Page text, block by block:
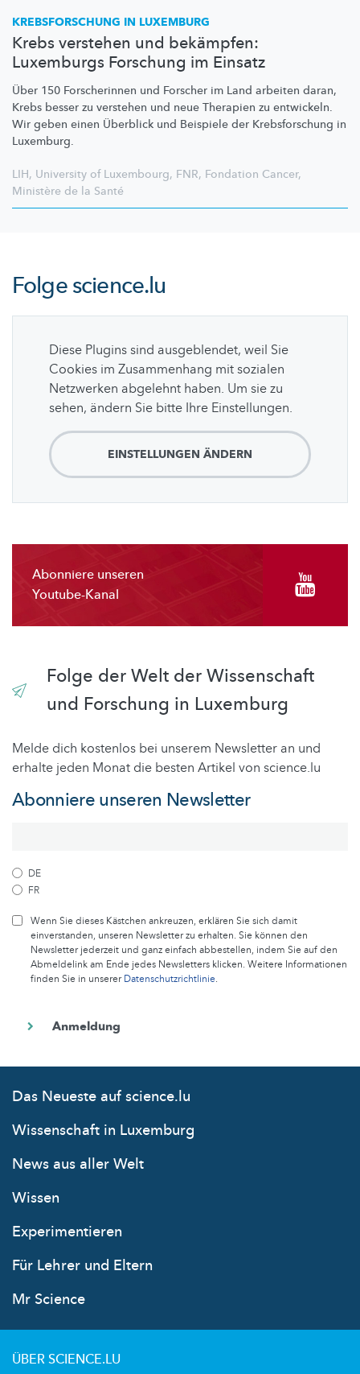
KREBSFORSCHUNG IN LUXEMBURG
Krebs verstehen und bekämpfen:
Luxemburgs Forschung im Einsatz
Über 150 Forscherinnen und Forscher im Land arbeiten daran,
Krebs besser zu verstehen und neue Therapien zu entwickeln.
Wir geben einen Überblick und Beispiele der Krebsforschung in
Luxemburg.
LIH, University of Luxembourg, FNR, Fondation Cancer,
Ministère de la Santé
Folgescience.lu
Diese Plugins sind ausgeblendet, weil Sie
Cookies im Zusammenhang mit sozialen
Netzwerken abgelehnt haben. Um sie zu
sehen, ändern Sie bitte Ihre Einstellungen.
EINSTELLUNGEN ÄNDERN
Abonniere unseren
Youtube-Kanal
Folge der Welt der Wissenschaft
und Forschung in Luxemburg
Melde dich kostenlos bei unserem Newsletter an und
erhalte jeden Monat die besten Artikel von science.lu
Abonniere unseren Newsletter
DE
FR
Wenn Sie dieses Kästchen ankreuzen, erklären Sie sich damit
einverstanden, unseren Newsletter zu erhalten. Sie können den
Newsletter jederzeit und ganz einfach abbestellen, indem Sie auf den
Abmeldelink am Ende jedes Newsletters klicken. Weitere Informationen
finden Sie in unsererDatenschutzrichtlinie.
Das Neueste auf science.lu
Wissenschaft in Luxemburg
News aus aller Welt
Wissen
Experimentieren
Für Lehrer und Eltern
Mr Science
ÜBER SCIENCE.LU